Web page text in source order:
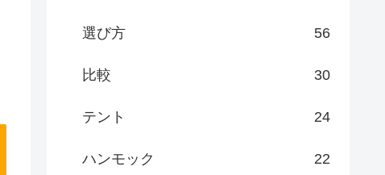
選び方 56
比較 30
テント 24
ハンモック 22